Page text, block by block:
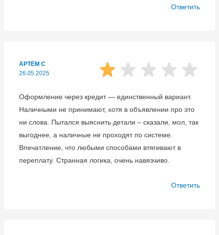
Ответить
АРТЁМ С
26.05.2025
Оформление через кредит — единственный вариант.
Наличными не принимают, хотя в объявлении про это
ни слова. Пытался выяснить детали – сказали, мол, так
выгоднее, а наличные не проходят по системе.
Впечатление, что любыми способами втягивают в
переплату. Странная логика, очень навязчиво.
Ответить